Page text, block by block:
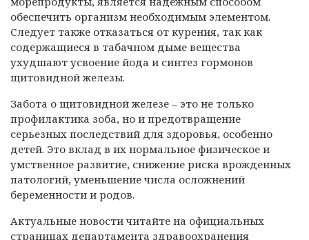
обеспечить организм необходимым элементом.
Следует также отказаться от курения, так как
содержащиеся в табачном дыме вещества
ухудшают усвоение йода и синтез гормонов
щитовидной железы.
Забота о щитовидной железе – это не только
профилактика зоба, но и предотвращение
серьезных последствий для здоровья, особенно
детей. Это вклад в их нормальное физическое и
умственное развитие, снижение риска врожденных
патологий, уменьшение числа осложнений
беременности и родов.
Актуальные новости читайте на официальных
страницах департамента здравоохранения